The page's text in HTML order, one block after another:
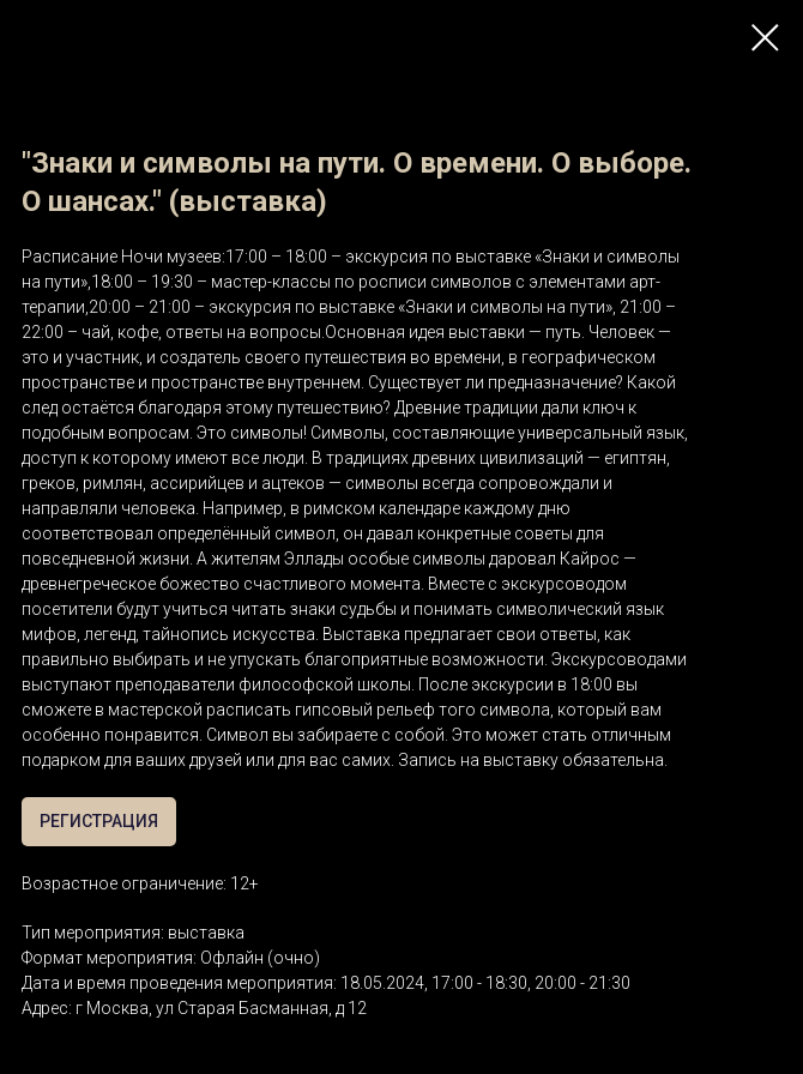
"Знаки и символы на пути. О времени. О выборе.
О шансах." (выставка)
Расписание Ночи музеев:17:00 – 18:00 – экскурсия по выставке «Знаки и символы
на пути»,18:00 – 19:30 – мастер-классы по росписи символов с элементами арт-
терапии,20:00 – 21:00 – экскурсия по выставке «Знаки и символы на пути», 21:00 –
22:00 – чай, кофе, ответы на вопросы.Основная идея выставки — путь. Человек —
это и участник, и создатель своего путешествия во времени, в географическом
пространстве и пространстве внутреннем. Существует ли предназначение? Какой
след остаётся благодаря этому путешествию? Древние традиции дали ключ к
подобным вопросам. Это символы! Символы, составляющие универсальный язык,
доступ к которому имеют все люди. В традициях древних цивилизаций — египтян,
греков, римлян, ассирийцев и ацтеков — символы всегда сопровождали и
направляли человека. Например, в римском календаре каждому дню
соответствовал определённый символ, он давал конкретные советы для
повседневной жизни. А жителям Эллады особые символы даровал Кайрос —
древнегреческое божество счастливого момента. Вместе с экскурсоводом
посетители будут учиться читать знаки судьбы и понимать символический язык
мифов, легенд, тайнопись искусства. Выставка предлагает свои ответы, как
правильно выбирать и не упускать благоприятные возможности. Экскурсоводами
выступают преподаватели философской школы. После экскурсии в 18:00 вы
сможете в мастерской расписать гипсовый рельеф того символа, который вам
особенно понравится. Символ вы забираете с собой. Это может стать отличным
подарком для ваших друзей или для вас самих. Запись на выставку обязательна.
РЕГИСТРАЦИЯ
Возрастное ограничение: 12+
Тип мероприятия: выставка
Формат мероприятия: Офлайн (очно)
Дата и время проведения мероприятия: 18.05.2024, 17:00 - 18:30, 20:00 - 21:30
Адрес: г Москва, ул Старая Басманная, д 12